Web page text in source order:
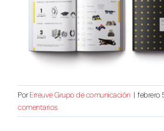
PorErreuve Grupo de comunicación | febrero
comentarios